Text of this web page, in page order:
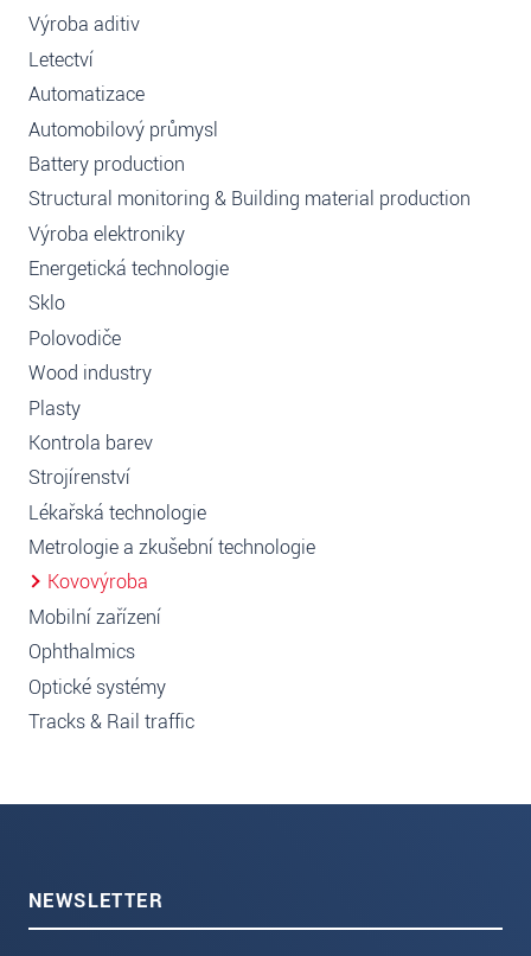
Výroba aditiv
Letectví
Automatizace
Automobilový průmysl
Battery production
Structural monitoring & Building material production
Výroba elektroniky
Energetická technologie
Sklo
Polovodiče
Wood industry
Plasty
Kontrola barev
Strojírenství
Lékařská technologie
Metrologie a zkušební technologie
Kovovýroba
Mobilní zařízení
Ophthalmics
Optické systémy
Tracks & Rail traffic
NEWSLETTER